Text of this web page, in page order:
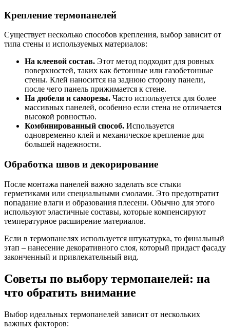
Крепление термопанелей
Существует несколько способов крепления, выбор зависит от
типа стены и используемых материалов:
На клеевой состав. Этот метод подходит для ровных
поверхностей, таких как бетонные или газобетонные
стены. Клей наносится на заднюю сторону панели,
после чего панель прижимается к стене.
На дюбели и саморезы. Часто используется для более
массивных панелей, особенно если стена не отличается
высокой ровностью.
Комбинированный способ. Используется
одновременно клей и механическое крепление для
большей надежности.
Обработка швов и декорирование
После монтажа панелей важно заделать все стыки
герметиками или специальными смолами. Это предотвратит
попадание влаги и образования плесени. Обычно для этого
используют эластичные составы, которые компенсируют
температурное расширение материалов.
Если в термопанелях используется штукатурка, то финальный
этап – нанесение декоративного слоя, который придаст фасаду
законченный и привлекательный вид.
Советы по выбору термопанелей: на
что обратить внимание
Выбор идеальных термопанелей зависит от нескольких
важных факторов: